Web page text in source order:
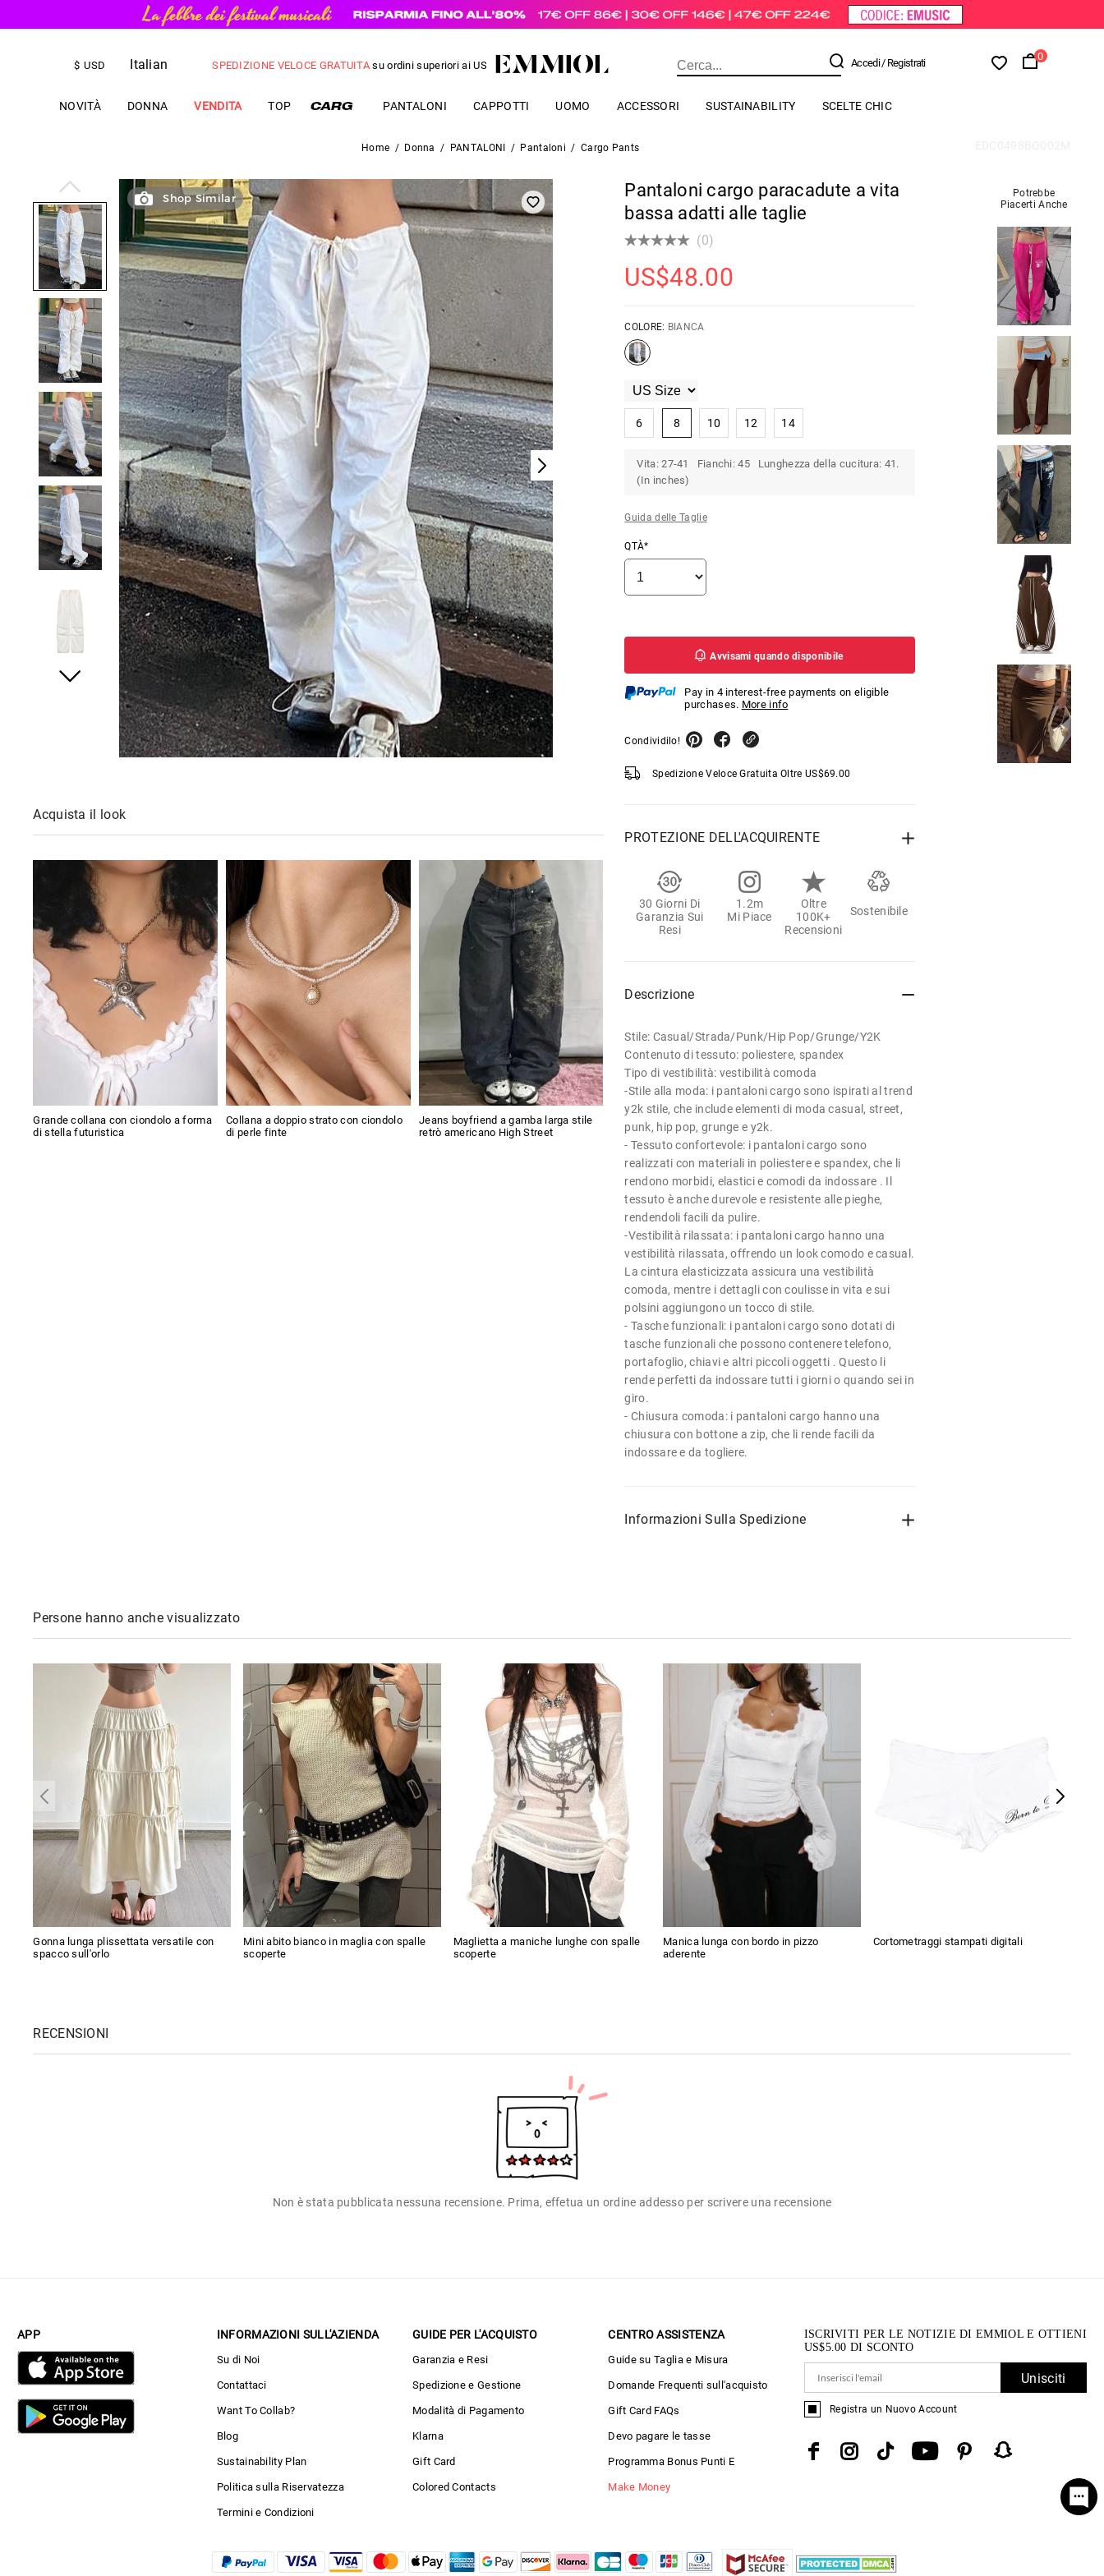
$ USD Italian SPEDIZIONE VELOCE GRATUITA su ordini superiori aiUS$ 69.00 Accedi/ Registrati
0
NOVITÀ DONNA VENDITA TOP PANTALONI CAPPOTTI UOMO ACCESSORI SUSTAINABILITY SCELTE CHIC
Home / Donna / PANTALONI / Pantaloni / Cargo Pants
Shop Similar
Acquista il look
Grande collana con ciondolo a forma
di stella futuristica
Collana a doppio strato con ciondolo
di perle finte
Jeans boyfriend a gamba larga stile
retrò americano High Street
Pantaloni cargo paracadute a vita
bassa adatti alle taglie
(0)
US$48.00
COLORE: BIANCA
6 8 10 12 14
Vita: 27-41 Fianchi: 45 Lunghezza della cucitura: 41.
(In inches)
Guida delle Taglie
QTÀ*
Avvisami quando disponibile
Pay in 4 interest-free payments on eligible
purchases. More info
Condividilo!
Spedizione Veloce Gratuita Oltre US$69.00
PROTEZIONE DELL'ACQUIRENTE
30 Giorni Di
Garanzia Sui
Resi
1.2m
Mi Piace
Oltre
100K+
Recensioni
Sostenibile
Descrizione
Stile: Casual/Strada/Punk/Hip Pop/Grunge/Y2K
Contenuto di tessuto: poliestere, spandex
Tipo di vestibilità: vestibilità comoda
-Stile alla moda: i pantaloni cargo sono ispirati al trend
y2k stile, che include elementi di moda casual, street,
punk, hip pop, grunge e y2k.
- Tessuto confortevole: i pantaloni cargo sono
realizzati con materiali in poliestere e spandex, che li
rendono morbidi, elastici e comodi da indossare . Il
tessuto è anche durevole e resistente alle pieghe,
rendendoli facili da pulire.
-Vestibilità rilassata: i pantaloni cargo hanno una
vestibilità rilassata, offrendo un look comodo e casual.
La cintura elasticizzata assicura una vestibilità
comoda, mentre i dettagli con coulisse in vita e sui
polsini aggiungono un tocco di stile.
- Tasche funzionali: i pantaloni cargo sono dotati di
tasche funzionali che possono contenere telefono,
portafoglio, chiavi e altri piccoli oggetti . Questo li
rende perfetti da indossare tutti i giorni o quando sei in
giro.
- Chiusura comoda: i pantaloni cargo hanno una
chiusura con bottone a zip, che li rende facili da
indossare e da togliere.
Informazioni Sulla Spedizione
Potrebbe
Piacerti Anche
Persone hanno anche visualizzato
Gonna lunga plissettata versatile con
spacco sull'orlo
Mini abito bianco in maglia con spalle
scoperte
Maglietta a maniche lunghe con spalle
scoperte
Manica lunga con bordo in pizzo
aderente
Cortometraggi stampati digitali
RECENSIONI
Non è stata pubblicata nessuna recensione. Prima, effetua un ordine addesso per scrivere una recensione
APP INFORMAZIONI SULL'AZIENDA
Su di Noi
Contattaci
Want To Collab?
Blog
Sustainability Plan
Politica sulla Riservatezza
Termini e Condizioni
GUIDE PER L'ACQUISTO
Garanzia e Resi
Spedizione e Gestione
Modalità di Pagamento
Klarna
Gift Card
Colored Contacts
CENTRO ASSISTENZA
Guide su Taglia e Misura
Domande Frequenti sull'acquisto
Gift Card FAQs
Devo pagare le tasse
Programma Bonus Punti E
Make Money
ISCRIVITI PER LE NOTIZIE DI EMMIOL E OTTIENI
US$5.00 DI SCONTO
Unisciti
Registra un Nuovo Account